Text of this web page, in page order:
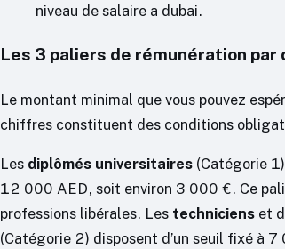
niveau de salaire a dubai.
Les 3 paliers de rémunération
Le montant minimal que vous pouvez
chiffres constituent des conditions
Les diplômés universitaires (Catégorie
12 000 AED, soit environ 3 000 €. Ce
professions libérales. Les techniciens et
(Catégorie 2) disposent d’un seuil fixé à